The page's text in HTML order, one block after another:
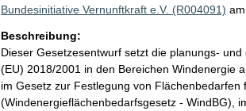
Bundesinitiative Vernunftkraft e.V. (R004091)
Beschreibung:
Dieser Gesetzesentwurf setzt die planungs-
(EU) 2018/2001 in den Bereichen Windenergie
im Gesetz zur Festlegung von
(Windenergieflächenbedarfsgesetz - WindBG),